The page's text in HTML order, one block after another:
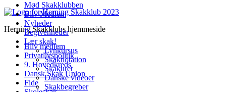
Mød Skakklubben
Bliv Medlem
Nyheder
Begivenheder
Lær skak!
Lynkursus
Skaknotation
Skakuret
Danske videoer
Skakbegreber
Herning Skakklubs hjemmeside
Bliv medlem
Privatlivspolitik
9. Hovedkreds
Dansk Skak Union
Fide